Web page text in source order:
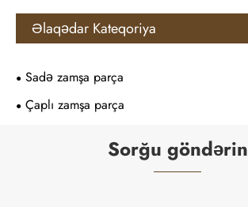
Əlaqədar Kateqoriya
Sadə zamşa parça
Çaplı zamşa parça
Sorğu göndərin